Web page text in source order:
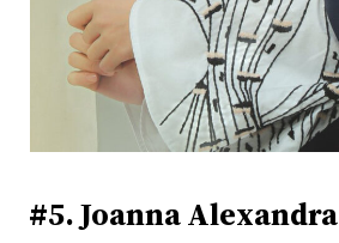
#5. Joanna Alexandra